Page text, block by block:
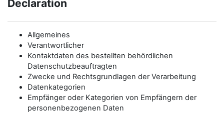
Declaration
Allgemeines
Verantwortlicher
Kontaktdaten des bestellten behördlichen
Datenschutzbeauftragten
Zwecke und Rechtsgrundlagen der Verarbeitung
Datenkategorien
Empfänger oder Kategorien von Empfängern der
personenbezogenen Daten